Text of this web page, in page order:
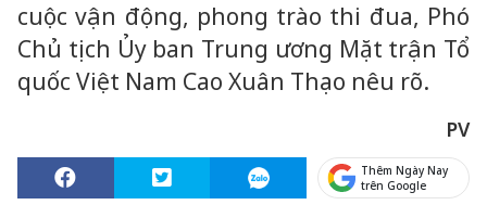
cuộc vận động, phong trào thi đua, Phó
Chủ tịch Ủy ban Trung ương Mặt trận Tổ
quốc Việt Nam Cao Xuân Thạo nêu rõ.
PV
Thêm Ngày Nay
trên Google